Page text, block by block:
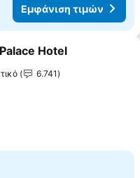
Εμφάνιση τιμών
στα αγαπημένα
Hotel
6.741